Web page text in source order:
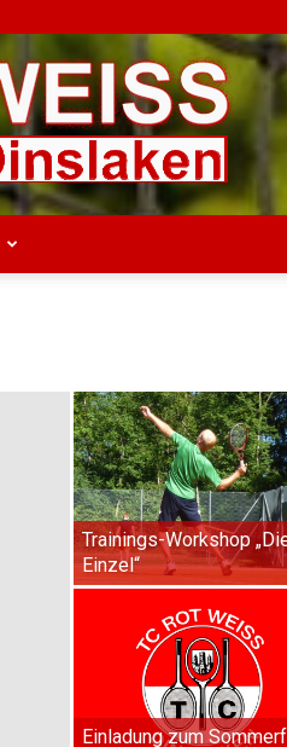
Trainings-Workshop
Einzel“
Einladung zum